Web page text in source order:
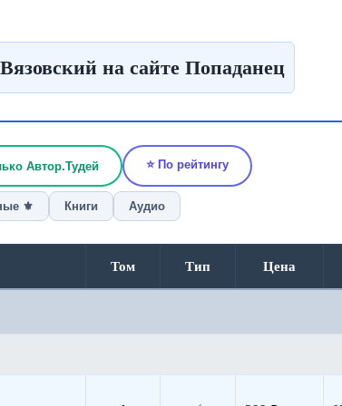
на сайте Попаданец
Автор.Тудей ⭐ По рейтингу
⚜️ Книги Аудио
Том Тип Цена